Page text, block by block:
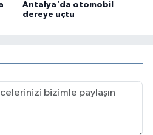
Antalya'da otomobil
dereye uçtu